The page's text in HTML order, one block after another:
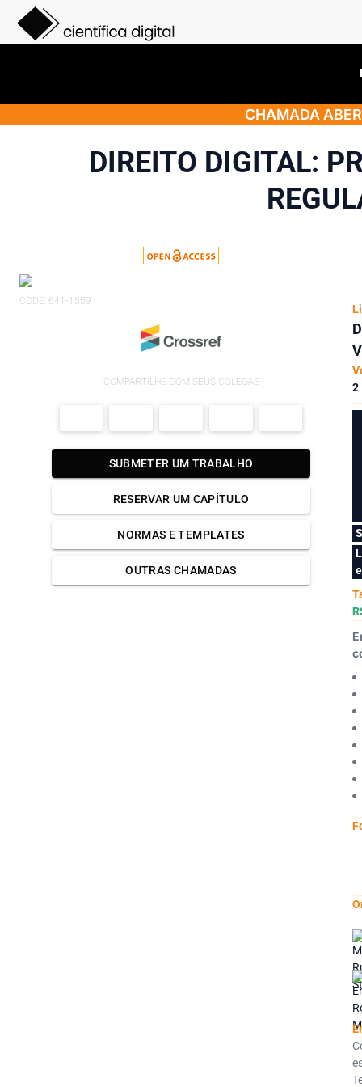
CHAMADA
DIREITO DIGITAL:
CODE: 641-1559
COMPARTILHE COM SEUS COLEGAS
SUBMETER UM TRABALHO
RESERVAR UM CAPÍTULO
NORMAS E TEMPLATES
OUTRAS CHAMADAS
2